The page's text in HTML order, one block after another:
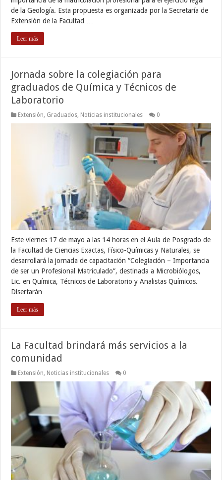
de la Geología. Esta propuesta es organizada por la Secretaría de
Extensión de la Facultad …
Leer más
Jornada sobre la colegiación para
graduados de Química y Técnicos de
Laboratorio
Extensión, Graduados, Noticias institucionales 0
Este viernes 17 de mayo a las 14 horas en el Aula de Posgrado de
la Facultad de Ciencias Exactas, Físico-Químicas y Naturales, se
desarrollará la jornada de capacitación “Colegiación – Importancia
de ser un Profesional Matriculado”, destinada a Microbiólogos,
Lic. en Química, Técnicos de Laboratorio y Analistas Químicos.
Disertarán …
Leer más
La Facultad brindará más servicios a la
comunidad
Extensión Noticias institucionales 0